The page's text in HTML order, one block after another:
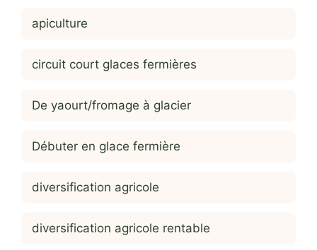
apiculture
circuit court glaces fermières
De yaourt/fromage à glacier
Débuter en glace fermière
diversification agricole
diversification agricole rentable